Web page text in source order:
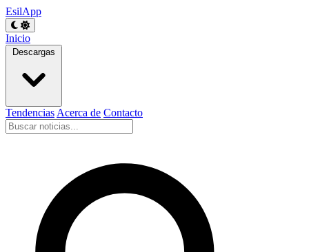
EsilApp
Inicio
Descargas
Tendencias Acerca de Contacto